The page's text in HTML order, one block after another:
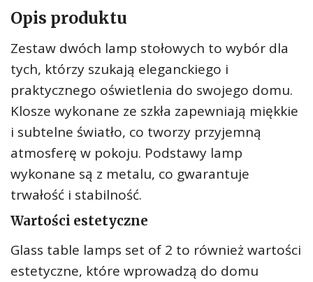
Opis produktu
Zestaw dwóch lamp stołowych to wybór dla
tych, którzy szukają eleganckiego i
praktycznego oświetlenia do swojego domu.
Klosze wykonane ze szkła zapewniają miękkie
i subtelne światło, co tworzy przyjemną
atmosferę w pokoju. Podstawy lamp
wykonane są z metalu, co gwarantuje
trwałość i stabilność.
Wartości estetyczne
Glass table lamps set of 2 to również wartości
estetyczne, które wprowadzą do domu